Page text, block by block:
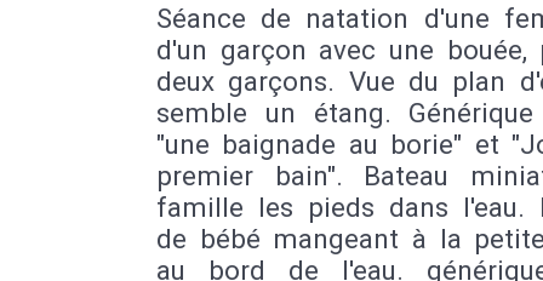
Séance de natation d'une
d'un garçon avec une bouée,
deux garçons. Vue du plan
semble un étang.
"une baignade au borie" et
premier bain". Bateau
famille les pieds dans l'eau.
de bébé mangeant à la
au bord de l'eau.